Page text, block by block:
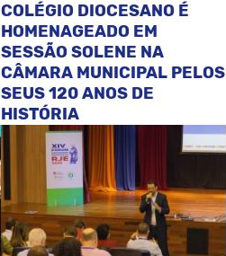
COLÉGIO DIOCESANO É
HOMENAGEADO EM
SESSÃO SOLENE NA
CÂMARA MUNICIPAL PELOS
SEUS 120 ANOS DE
HISTÓRIA